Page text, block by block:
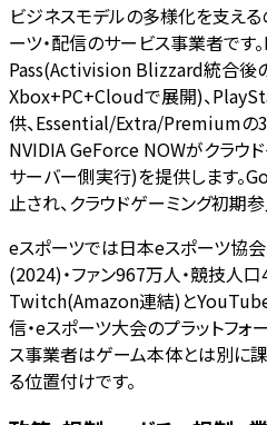
ビジネスモデルの多様化を支える
ーツ・配信のサービス事業者で
Pass(Activision Blizzard統合後
Xbox+PC+Cloudで展開)、
供、Essential/Extra/Premiumの3
NVIDIA GeForce NOWがクラウ
サーバー側実行)を提供します。
止され、クラウドゲーミング初期
eスポーツでは日本eスポーツ協
(2024)・ファン967万人・競技人
Twitch(Amazon連結)と
信・eスポーツ大会のプラットフォ
ス事業者はゲーム本体とは別に
る位置付けです。